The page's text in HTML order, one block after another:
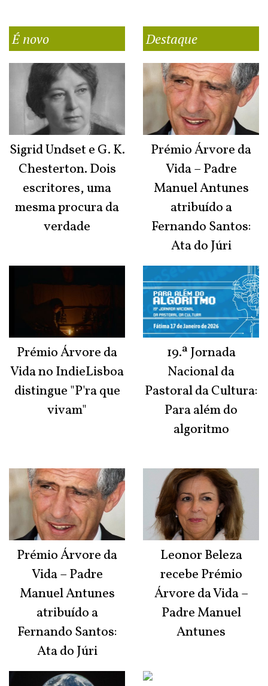
É novo
Sigrid Undset e G. K.
Chesterton. Dois
escritores, uma
mesma procura da
verdade
Prémio Árvore da
Vida no IndieLisboa
distingue "P'ra que
vivam"
Prémio Árvore da
Vida – Padre
Manuel Antunes
atribuído a
Fernando Santos:
Ata do Júri
Destaque
Prémio Árvore da
Vida – Padre
Manuel Antunes
atribuído a
Fernando Santos:
Ata do Júri
19.ª Jornada
Nacional da
Pastoral da Cultura:
Para além do
algoritmo
Leonor Beleza
recebe Prémio
Árvore da Vida –
Padre Manuel
Antunes